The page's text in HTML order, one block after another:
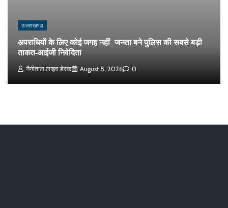
उत्तराखण्ड
अपराधियों के लिए कोई जगह नहीं_जनता बने पुलिस की सबसे बड़ी
ताकत-आईजी निवेदिता
नैनीताल लाइव डेस्क August 8, 2026 0